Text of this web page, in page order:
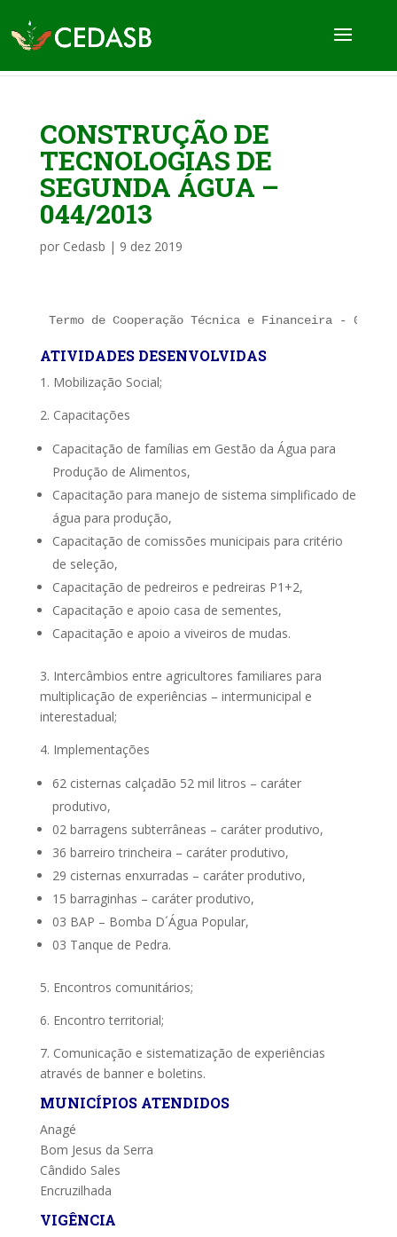
CONSTRUÇÃO DE
TECNOLOGIAS DE
SEGUNDA ÁGUA –
044/2013
por Cedasb | 9 dez 2019
Termo de Cooperação Técnica e Financeira - 044/
ATIVIDADES DESENVOLVIDAS
1. Mobilização Social;
2. Capacitações
Capacitação de famílias em Gestão da Água para
Produção de Alimentos,
Capacitação para manejo de sistema simplificado de
água para produção,
Capacitação de comissões municipais para critério
de seleção,
Capacitação de pedreiros e pedreiras P1+2,
Capacitação e apoio casa de sementes,
Capacitação e apoio a viveiros de mudas.
3. Intercâmbios entre agricultores familiares para
multiplicação de experiências – intermunicipal e
interestadual;
4. Implementações
62 cisternas calçadão 52 mil litros – caráter
produtivo,
02 barragens subterrâneas – caráter produtivo,
36 barreiro trincheira – caráter produtivo,
29 cisternas enxurradas – caráter produtivo,
15 barraginhas – caráter produtivo,
03 BAP – Bomba D´Água Popular,
03 Tanque de Pedra.
5. Encontros comunitários;
6. Encontro territorial;
7. Comunicação e sistematização de experiências
através de banner e boletins.
MUNICÍPIOS ATENDIDOS
Anagé
Bom Jesus da Serra
Cândido Sales
Encruzilhada
VIGÊNCIA